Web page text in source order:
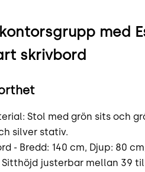
med
skrivbord
Stol med grön sits och
silver stativ.
- Bredd: 140 cm, Djup: 80
justerbar mellan 39